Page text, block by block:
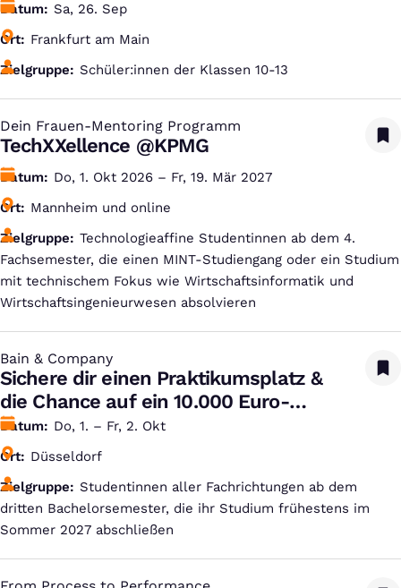
Datum
Sa, 26. Sep
Ort
Frankfurt am Main
Zielgruppe
Schüler:innen der Klassen 10-13
Dein Frauen-Mentoring Programm
:
TechXXellence @KPMG
Datum
Do, 1. Okt 2026 – Fr, 19. Mär 2027
Ort
Mannheim und online
Zielgruppe
Technologieaffine Studentinnen ab dem 4.
Fachsemester, die einen MINT-Studiengang oder ein Studium
mit technischem Fokus wie Wirtschaftsinformatik und
Wirtschaftsingenieurwesen absolvieren
Bain & Company
:
Sichere dir einen Praktikumsplatz &
die Chance auf ein 10.000 Euro-
Stipendium!
Datum
Do, 1. – Fr, 2. Okt
Ort
Düsseldorf
Zielgruppe
Studentinnen aller Fachrichtungen ab dem
dritten Bachelorsemester, die ihr Studium frühestens im
Sommer 2027 abschließen